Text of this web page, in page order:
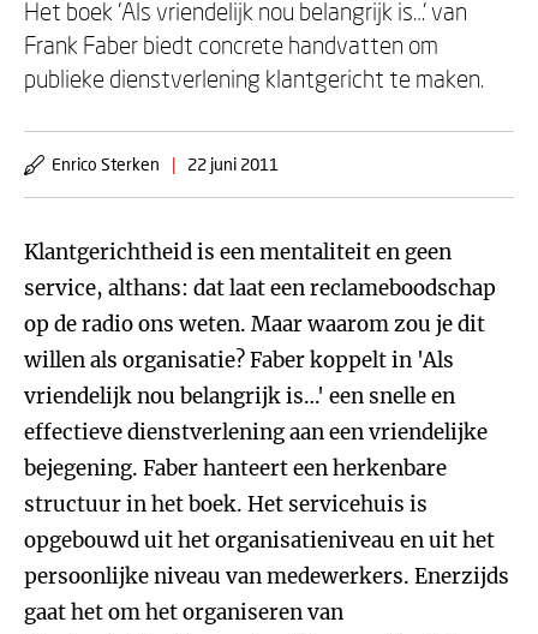
Het boek 'Als vriendelijk nou belangrijk is…' van
Frank Faber biedt concrete handvatten om
publieke dienstverlening klantgericht te maken.
Enrico Sterken | 22 juni 2011
Klantgerichtheid is een mentaliteit en geen
service, althans: dat laat een reclameboodschap
op de radio ons weten. Maar waarom zou je dit
willen als organisatie? Faber koppelt in 'Als
vriendelijk nou belangrijk is…' een snelle en
effectieve dienstverlening aan een vriendelijke
bejegening. Faber hanteert een herkenbare
structuur in het boek. Het servicehuis is
opgebouwd uit het organisatieniveau en uit het
persoonlijke niveau van medewerkers. Enerzijds
gaat het om het organiseren van